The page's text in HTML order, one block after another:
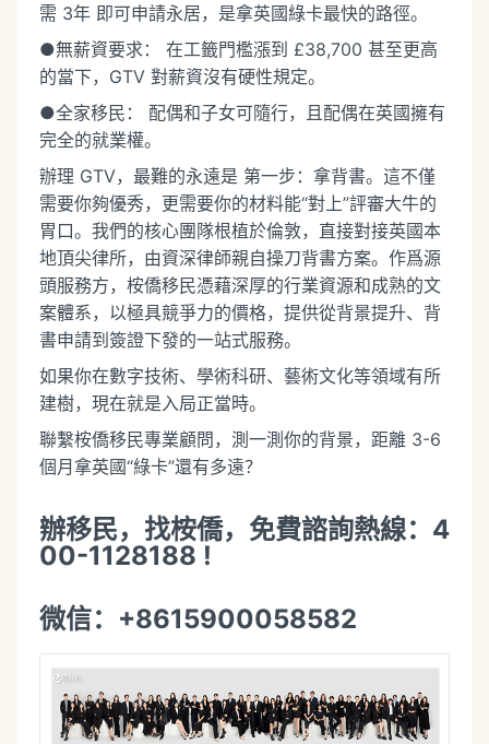
需 3年 即可申請永居，是拿英國綠卡最快的路徑。
●無薪資要求： 在工籤門檻漲到 £38,700 甚至更高
的當下，GTV 對薪資沒有硬性規定。
●全家移民： 配偶和子女可隨行，且配偶在英國擁有
完全的就業權。
辦理 GTV，最難的永遠是 第一步：拿背書。這不僅
需要你夠優秀，更需要你的材料能“對上”評審大牛的
胃口。我們的核心團隊根植於倫敦，直接對接英國本
地頂尖律所，由資深律師親自操刀背書方案。作爲源
頭服務方，桉僑移民憑藉深厚的行業資源和成熟的文
案體系，以極具競爭力的價格，提供從背景提升、背
書申請到簽證下發的一站式服務。
如果你在數字技術、學術科研、藝術文化等領域有所
建樹，現在就是入局正當時。
聯繫桉僑移民專業顧問，測一測你的背景，距離 3-6
個月拿英國“綠卡”還有多遠？
辦移民，找桉僑，免費諮詢熱線：4
00-1128188 !
微信：+8615900058582